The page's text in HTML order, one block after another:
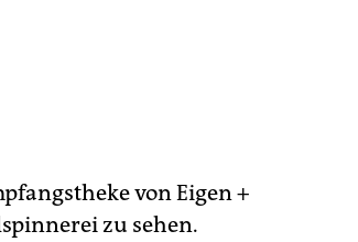
von Eigen +
zu sehen.